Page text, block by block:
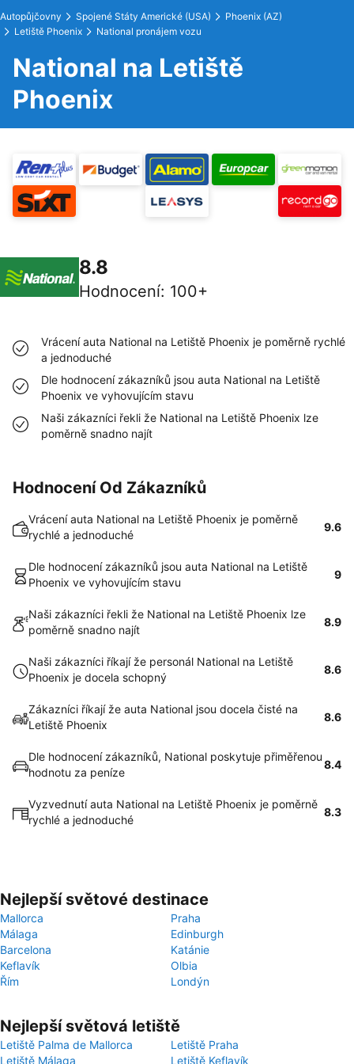
Autopůjčovny Spojené Státy Americké (USA)
Phoenix (AZ)
Letiště Phoenix
National pronájem vozu
National na Letiště
Phoenix
8.8
Hodnocení: 100+
Vrácení auta National na Letiště Phoenix je poměrně rychlé
a jednoduché
Dle hodnocení zákazníků jsou auta National na Letiště
Phoenix ve vyhovujícím stavu
Naši zákazníci řekli že National na Letiště Phoenix lze
poměrně snadno najít
Hodnocení Od Zákazníků
Vrácení auta National na Letiště Phoenix je poměrně
rychlé a jednoduché
9.6
Dle hodnocení zákazníků jsou auta National na Letiště
Phoenix ve vyhovujícím stavu
9
Naši zákazníci řekli že National na Letiště Phoenix lze
poměrně snadno najít
8.9
Naši zákazníci říkají že personál National na Letiště
Phoenix je docela schopný
8.6
Zákazníci říkají že auta National jsou docela čisté na
Letiště Phoenix
8.6
Dle hodnocení zákazníků, National poskytuje přiměřenou
hodnotu za peníze
8.4
Vyzvednutí auta National na Letiště Phoenix je poměrně
rychlé a jednoduché
8.3
Nejlepší světové destinace
Mallorca
Praha
Málaga
Edinburgh
Barcelona
Katánie
Keflavík
Olbia
Řím
Londýn
Nejlepší světová letiště
Letiště Palma de Mallorca
Letiště Praha
Letiště Málaga
Letiště Keflavík